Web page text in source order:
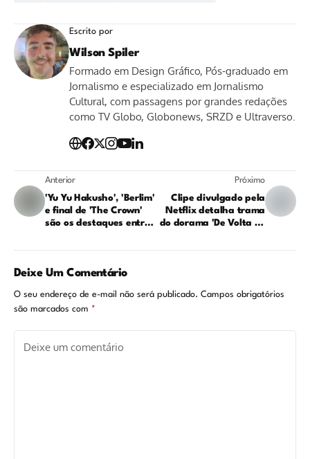
Escrito por
Wilson Spiler
Formado em Design Gráfico, Pós-graduado em
Jornalismo e especializado em Jornalismo
Cultural, com passagens por grandes redações
como TV Globo, Globonews, SRZD e Ultraverso.
Anterior
'Yu Yu Hakusho', 'Berlim'
e final de 'The Crown'
são os destaques entre
Próximo
Clipe divulgado pela
Netflix detalha trama
do dorama 'De Volta às
Deixe Um Comentário
O seu endereço de e-mail não será publicado. Campos obrigatórios
são marcados com *